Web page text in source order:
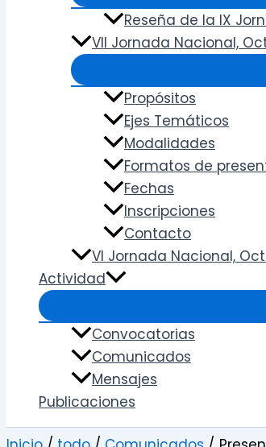
Reseña de la IX
VII Jornada Nacional,
Propósitos
Ejes Temáticos
Modalidades
Formatos de
Fechas
Inscripciones
Contacto
VI Jornada Nacional,
Actividad
Convocatorias
Comunicados
Mensajes
Publicaciones